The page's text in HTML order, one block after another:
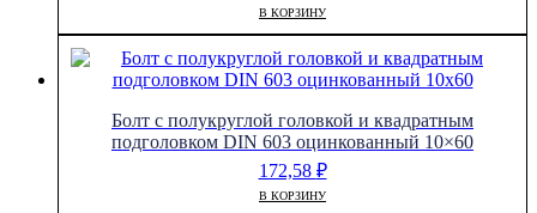
В КОРЗИНУ
Болт с полукруглой головкой и квадратным
подголовком DIN 603 оцинкованный 10×60
172,58 ₽
В КОРЗИНУ